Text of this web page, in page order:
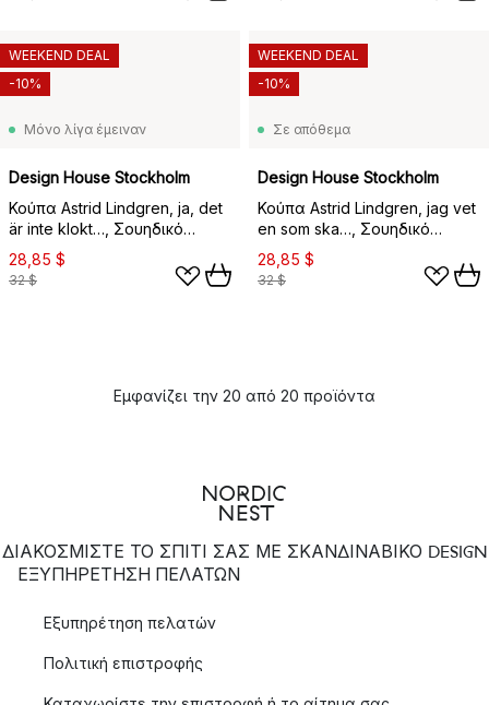
Μόνο λίγα έμειναν
Design House Stockholm
Κούπα Astrid Lindgren, ja, det
är inte klokt…, Σουηδικό
κείμενο
28,85 $
32 $
WEEKEND DEAL
-10%
Σε απόθεμα
Design House Stockholm
Κούπα Astrid Lindgren, jag vet
en som ska…, Σουηδικό
κείμενο
28,85 $
32 $
WEEKEND DEAL
-10%
Εμφανίζει την 20 από 20 προϊόντα
ΔΙΑΚΟΣΜΙΣΤΕ ΤΟ ΣΠΙΤΙ ΣΑΣ ΜΕ ΣΚΑΝΔΙΝΑΒΙΚΟ DESIGN
ΕΞΥΠΗΡΈΤΗΣΗ ΠΕΛΑΤΏΝ
Εξυπηρέτηση πελατών
Πολιτική επιστροφής